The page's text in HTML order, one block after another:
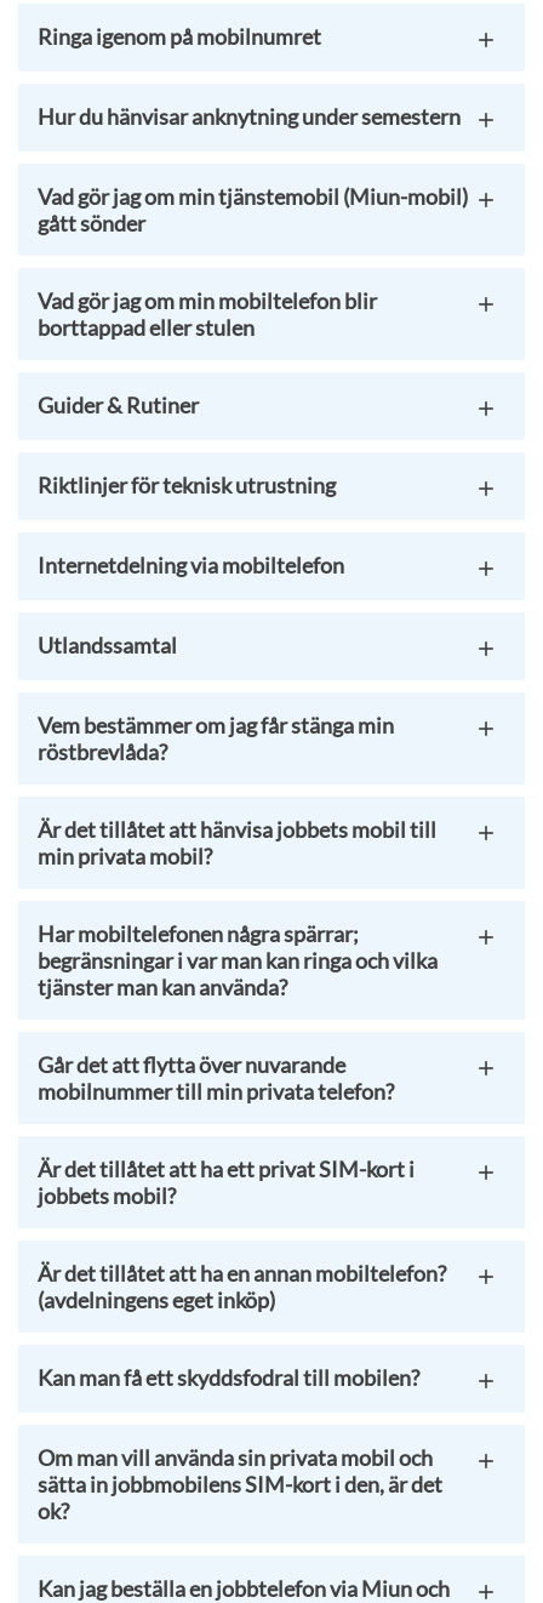
Ringa igenom på mobilnumret
Hur du hänvisar anknytning under semestern
Vad gör jag om min tjänstemobil (Miun-mobil)
gått sönder
Vad gör jag om min mobiltelefon blir
borttappad eller stulen
Guider & Rutiner
Riktlinjer för teknisk utrustning
Internetdelning via mobiltelefon
Utlandssamtal
Vem bestämmer om jag får stänga min
röstbrevlåda?
Är det tillåtet att hänvisa jobbets mobil till
min privata mobil?
Har mobiltelefonen några spärrar;
begränsningar i var man kan ringa och vilka
tjänster man kan använda?
Går det att flytta över nuvarande
mobilnummer till min privata telefon?
Är det tillåtet att ha ett privat SIM-kort i
jobbets mobil?
Är det tillåtet att ha en annan mobiltelefon?
(avdelningens eget inköp)
Kan man få ett skyddsfodral till mobilen?
Om man vill använda sin privata mobil och
sätta in jobbmobilens SIM-kort i den, är det
ok?
Kan jag beställa en jobbtelefon via Miun och